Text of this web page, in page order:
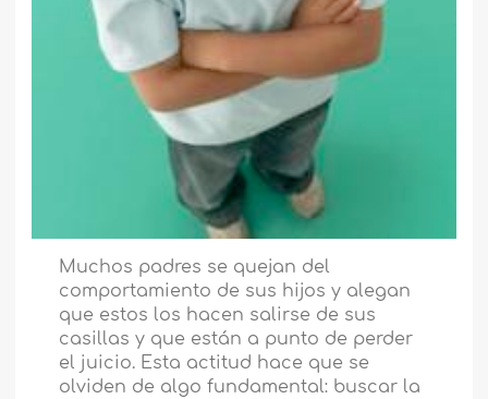
Muchos padres se quejan del
comportamiento de sus hijos y alegan
que estos los hacen salirse de sus
casillas y que están a punto de perder
el juicio. Esta actitud hace que se
olviden de algo fundamental: buscar la